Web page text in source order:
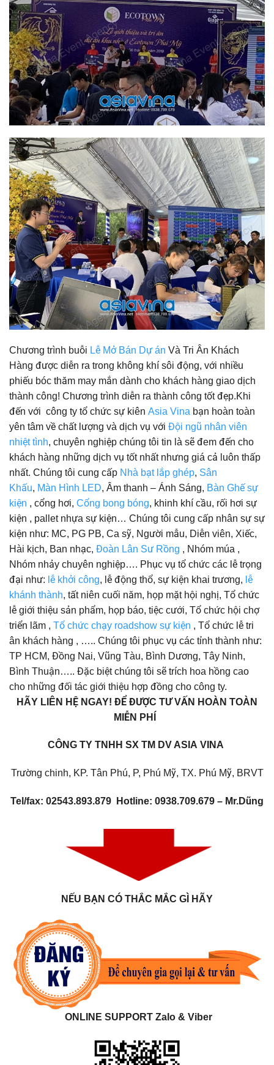
Chương trình buỗi Lễ Mở Bán Dự án Và Tri Ân Khách
Hàng được diễn ra trong không khí sôi động, với nhiều
phiếu bóc thăm may mắn dành cho khách hàng giao dịch
thành công! Chương trình diễn ra thành công tốt đẹp.Khi
đến với công ty tổ chức sự kiên Asia Vina bạn hoàn toàn
yên tâm về chất lượng và dịch vụ với Đội ngũ nhân viên
nhiệt tình, chuyên nghiệp chúng tôi tin là sẽ đem đến cho
khách hàng những dịch vụ tốt nhất nhưng giá cả luôn thấp
nhất. Chúng tôi cung cấp Nhà bạt lắp ghép, Sân
Khấu, Màn Hình LED, Âm thanh – Ánh Sáng, Bàn Ghế sự
kiện , cổng hơi, Cổng bong bóng, khinh khí cầu, rối hơi sự
kiện , pallet nhựa sự kiện… Chúng tôi cung cấp nhân sự sự
kiện như: MC, PG PB, Ca sỹ, Người mẫu, Diễn viên, Xiếc,
Hài kịch, Ban nhạc, Đoàn Lân Sư Rồng , Nhóm múa ,
Nhóm nhảy chuyên nghiệp…. Phục vụ tổ chức các lễ trọng
đại như: lễ khởi công, lễ động thổ, sự kiện khai trương, lễ
khánh thành, tất niên cuối năm, họp mặt hội nghị, Tổ chức
lễ giới thiệu sản phẩm, họp báo, tiệc cưới, Tổ chức hội chợ
triển lãm , Tổ chức chạy roadshow sự kiện , Tổ chức lễ tri
ân khách hàng , ….. Chúng tôi phục vụ các tỉnh thành như:
TP HCM, Đồng Nai, Vũng Tàu, Bình Dương, Tây Ninh,
Bình Thuận….. Đặc biệt chúng tôi sẽ trích hoa hồng cao
cho những đối tác giới thiệu hợp đồng cho công ty.
HÃY LIÊN HỆ NGAY! ĐỂ ĐƯỢC TƯ VẤN HOÀN TOÀN
MIỄN PHÍ
CÔNG TY TNHH SX TM DV ASIA VINA
Trường chinh, KP. Tân Phú, P, Phú Mỹ, TX. Phú Mỹ, BRVT
Tel/fax: 02543.893.879 Hotline: 0938.709.679 – Mr.Dũng
NẾU BẠN CÓ THẮC MẮC GÌ HÃY
ONLINE SUPPORT Zalo & Viber